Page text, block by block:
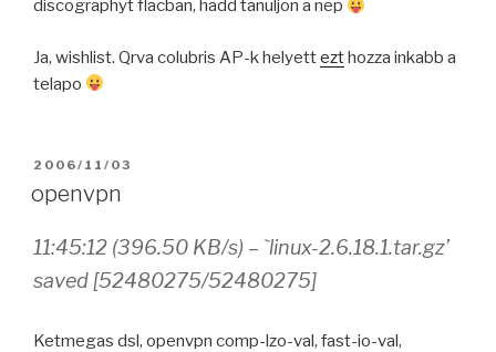
discographyt flacban, hadd tanuljon a nep
Ja, wishlist. Qrva colubris AP-k helyettezthozza inkabb a
telapo
POSTED
2006/11/03
openvpn
11:45:12 (396.50 KB/s) – `linux-2.6.18.1.tar.gz’
saved [52480275/52480275]
Ketmegas dsl, openvpn comp-lzo-val, fast-io-val,